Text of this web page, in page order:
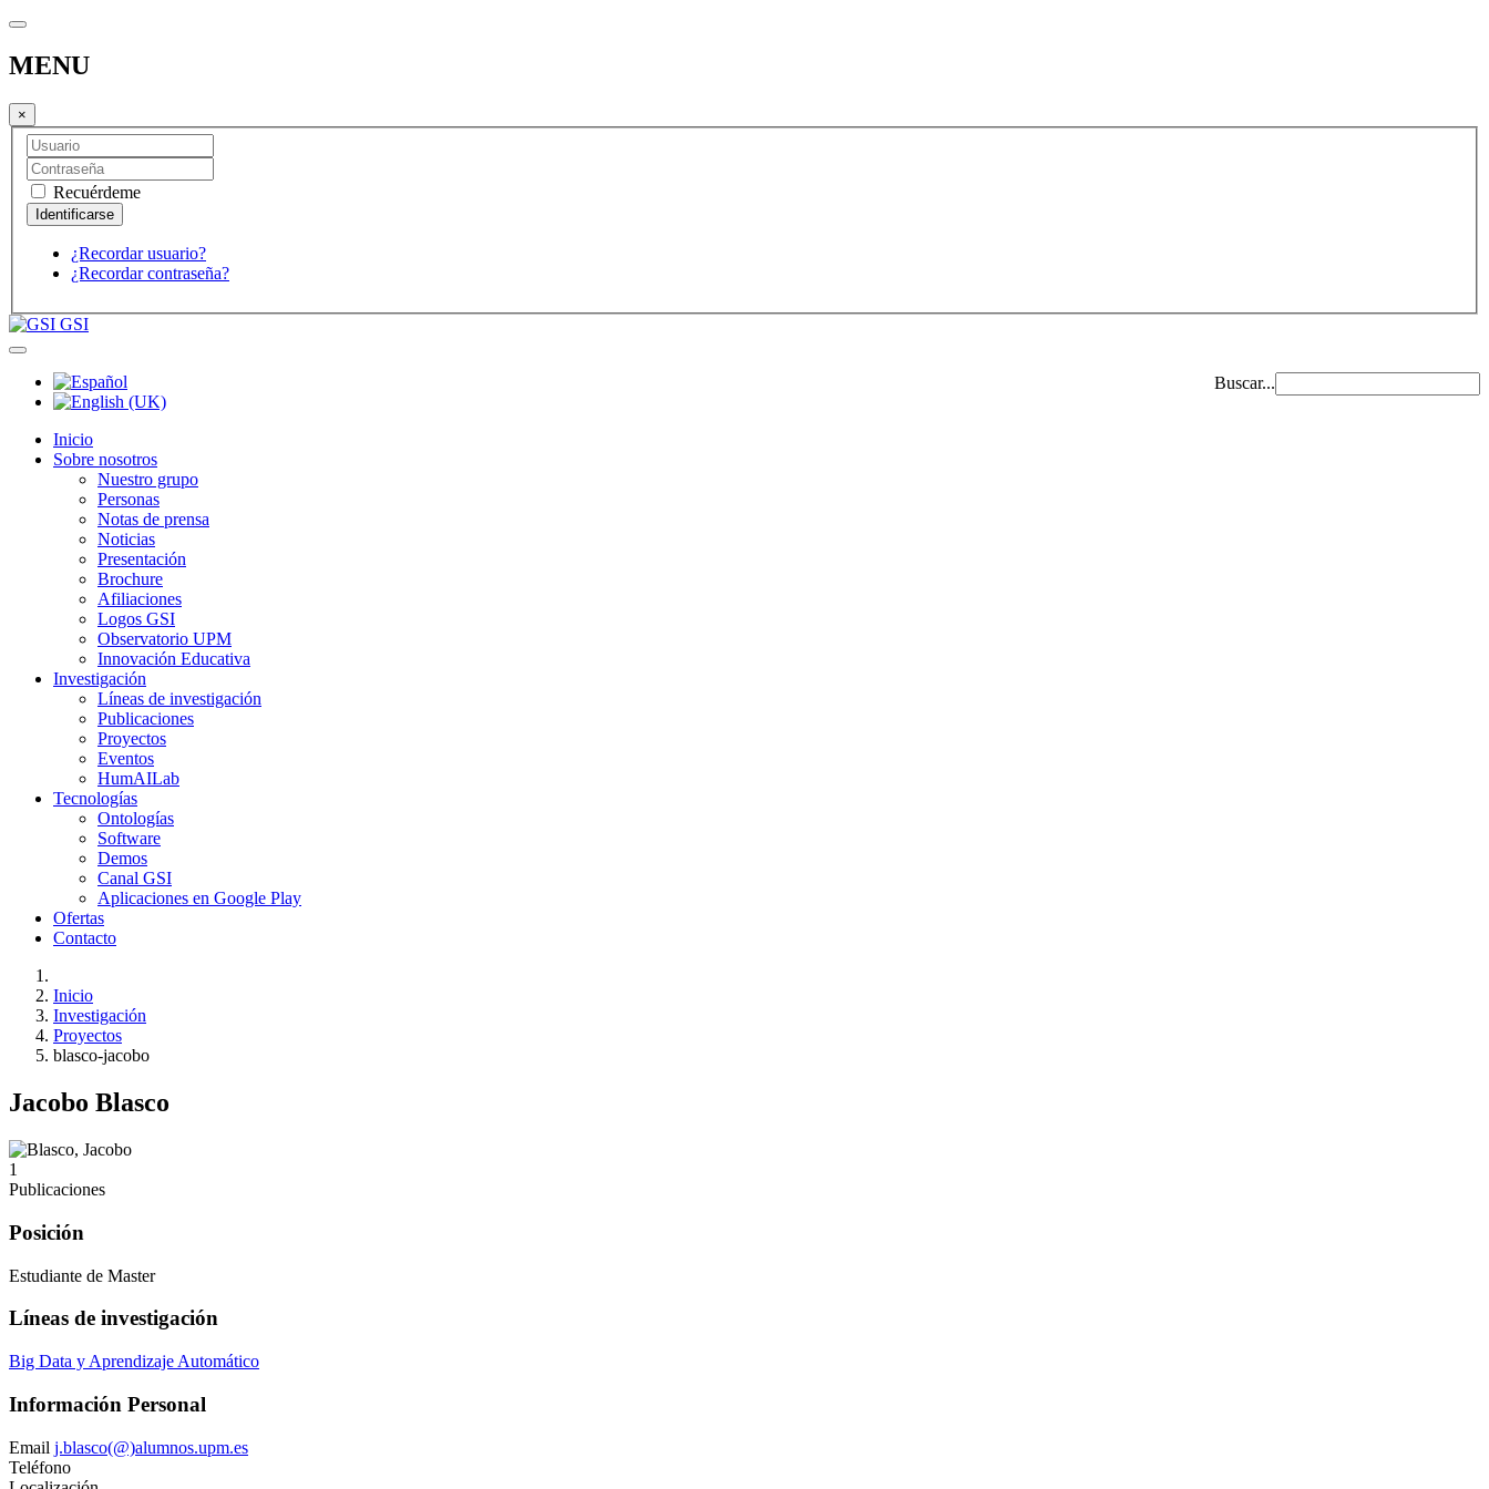
MENU
×
Recuérdeme
¿Recordar usuario?
¿Recordar contraseña?
GSI
Buscar...
Inicio
Sobre nosotros
Nuestro grupo
Personas
Notas de prensa
Noticias
Presentación
Brochure
Afiliaciones
Logos GSI
Observatorio UPM
Innovación Educativa
Investigación
Líneas de investigación
Publicaciones
Proyectos
Eventos
HumAILab
Tecnologías
Ontologías
Software
Demos
Canal GSI
Aplicaciones en Google Play
Ofertas
Contacto
Inicio
Investigación
Proyectos
blasco-jacobo
Jacobo Blasco
1
Publicaciones
Posición
Estudiante de Master
Líneas de investigación
Big Data y Aprendizaje Automático
Información Personal
Email j.blasco(@)alumnos.upm.es
Teléfono